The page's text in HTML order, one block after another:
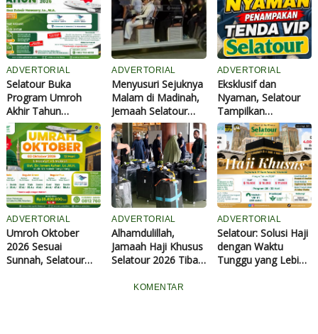
ADVERTORIAL
Selatour Buka
Program Umroh
Akhir Tahun
bersama Ustadz
Abuz Zubair
Hawaary, Harga
Mulai Rp38,4 Juta
ADVERTORIAL
Menyusuri Sejuknya
Malam di Madinah,
Jemaah Selatour
Ziarah dan Salat di
Masjid Quba
ADVERTORIAL
Eksklusif dan
Nyaman, Selatour
Tampilkan
Penampakan Tenda
VIP Jemaah Haji
Khusus 1447 H /
2026 M di Arafah
ADVERTORIAL
Umroh Oktober
2026 Sesuai
Sunnah, Selatour
ADVERTORIAL
Alhamdulillah,
Jamaah Haji Khusus
Selatour 2026 Tiba
Pekanbaru,
ADVERTORIAL
Selatour: Solusi Haji
dengan Waktu
Tunggu yang Lebih
KOMENTAR